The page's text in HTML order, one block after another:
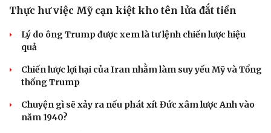
Thực hư việc Mỹ cạn kiệt kho tên lửa đắt tiền
Lý do ông Trump được xem là tư lệnh chiến lược hiệu
quả
Chiến lược lợi hại của Iran nhằm làm suy yếu Mỹ và Tổng
thống Trump
Chuyện gì sẽ xảy ra nếu phát xít Đức xâm lược Anh vào
năm 1940?